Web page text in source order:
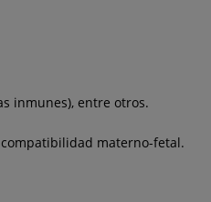
inmunes), entre otros.
materno-fetal.